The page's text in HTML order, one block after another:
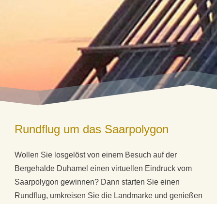
Rundflug um das Saarpolygon
Wollen Sie losgelöst von einem Besuch auf der
Bergehalde Duhamel einen virtuellen Eindruck vom
Saarpolygon gewinnen? Dann starten Sie einen
Rundflug, umkreisen Sie die Landmarke und genießen